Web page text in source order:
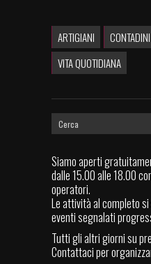
ARTIGIANI CONTADINI
VITA QUOTIDIANA
Siamo aperti
dalle 15.00 alle 18.00
operatori.
Le attività al completo
eventi segnalati
Tutti gli altri giorni su
Contattaci per